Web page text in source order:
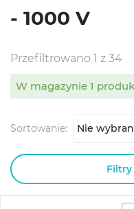
- 1000 V
Przefiltrowano 1 z 34
W magazynie 1
Sortowanie: Nie